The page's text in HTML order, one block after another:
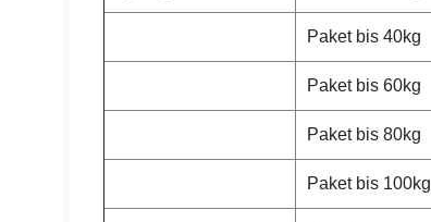
Paket bis 40kg
Paket bis 60kg
Paket bis 80kg
Paket bis 100kg